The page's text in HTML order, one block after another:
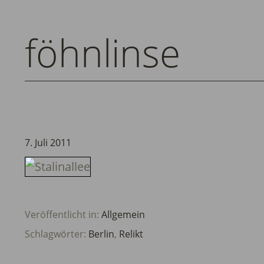
föhnlinse
7. Juli 2011
Veröffentlicht in: Allgemein
Schlagwörter: Berlin, Relikt